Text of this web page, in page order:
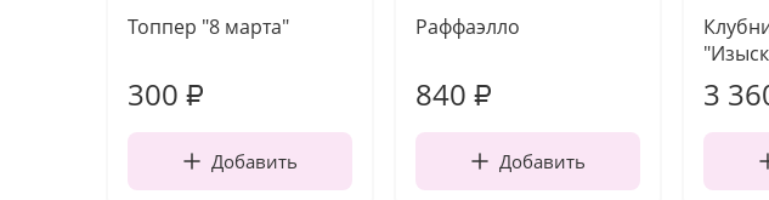
Топпер "8 марта"
300 ₽
Добавить
Раффаэлло
840 ₽
Добавить
3